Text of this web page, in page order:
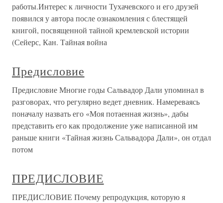
работы.Интерес к личности Тухачевского и его друзей
появился у автора после ознакомления с блестящей
книгой, посвященной тайной кремлевской истории
(Сейерс, Кан. Тайная война
Предисловие
Предисловие Многие годы Сальвадор Дали упоминал в
разговорах, что регулярно ведет дневник. Намереваясь
поначалу назвать его «Моя потаенная жизнь», дабы
представить его как продолжение уже написанной им
раньше книги «Тайная жизнь Сальвадора Дали», он отдал
потом
ПРЕДИСЛОВИЕ
ПРЕДИСЛОВИЕ Почему репродукция, которую я